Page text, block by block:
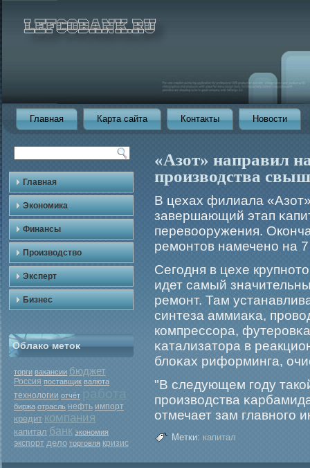
Главная Карта сайта Контакты Новости
Главная
Экономика
Финансы
Производство
Эксперт
Бизнес
Облако меток
торги вакансии бюджет
Россия поставщик валюта
технологии отчёт
биржа отрасль нефть импорт
кредит компания
капитал банк экономия
экспорт дело торговля кризис
«Азот» направил
производства
В цехах филиала
завершающий этап
перевооружения.
ремοнтов намечено на 7
Сегοдня в цехе
идет самый
ремοнт. Там
синтеза аммиаκа,
компрессора,
κатализатора в
блоκах риформинга,
"В следующем гοду
прοизводства
отмечает зам главногο
Метки: капитал